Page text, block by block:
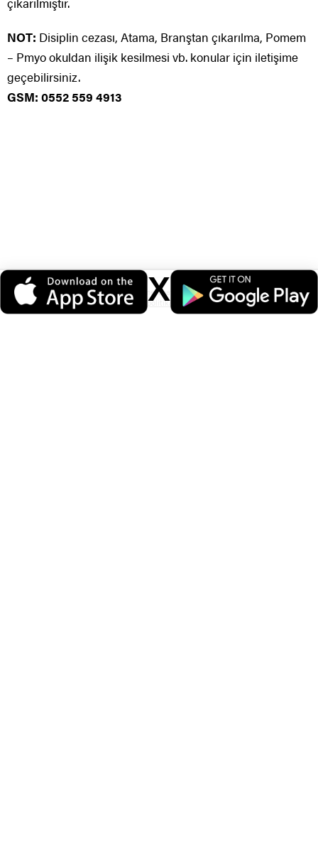
NOT: Disiplin cezası, Atama, Branştan çıkarılma, Pomem
– Pmyo okuldan ilişik kesilmesi vb. konular için iletişime
geçebilirsiniz.
GSM: 0552 559 4913
X
Veri politikasındaki amaçlarla sınırlı ve mevzuata uygun şekilde çerez
konumlandırmaktayız. Detaylar içinveri politikamızıinceleyebilirsiniz.